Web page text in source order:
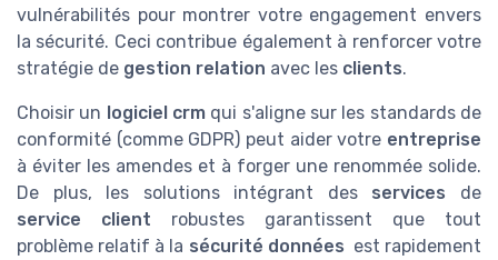
vulnérabilités pour montrer votre engagement envers
la sécurité. Ceci contribue également à renforcer votre
stratégie de gestion relation avec les clients.
Choisir un logiciel crm qui s'aligne sur les standards de
conformité (comme GDPR) peut aider votre entreprise
à éviter les amendes et à forger une renommée solide.
De plus, les solutions intégrant des services de
service client robustes garantissent que tout
problème relatif à la sécurité données est rapidement